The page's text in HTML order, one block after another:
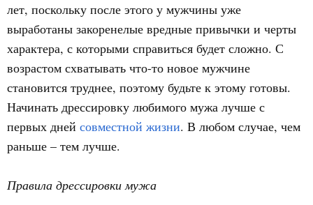
лет, поскольку после этого у мужчины уже
выработаны закоренелые вредные привычки и черты
характера, с которыми справиться будет сложно. С
возрастом схватывать что-то новое мужчине
становится труднее, поэтому будьте к этому готовы.
Начинать дрессировку любимого мужа лучше с
первых дней совместной жизни. В любом случае, чем
раньше – тем лучше.
Правила дрессировки мужа